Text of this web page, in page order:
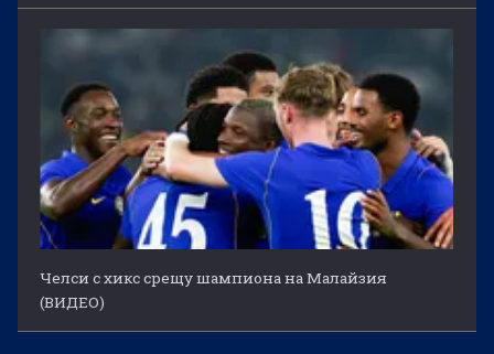
Челси с хикс срещу шампиона на Малайзия
(ВИДЕО)